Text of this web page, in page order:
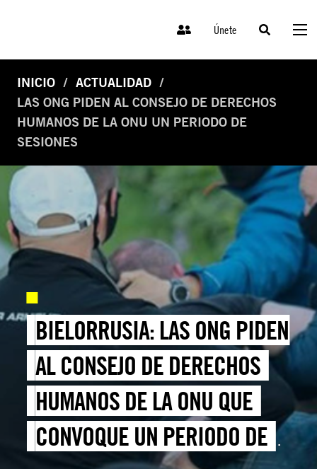
Únete
INICIO
ACTUALIDAD
LAS ONG PIDEN AL CONSEJO DE DERECHOS
HUMANOS DE LA ONU UN PERIODO DE
SESIONES
BIELORRUSIA: LAS ONG PIDEN
AL CONSEJO DE DERECHOS
HUMANOS DE LA ONU QUE
CONVOQUE UN PERIODO DE